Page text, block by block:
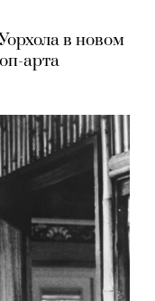
в новом
арта